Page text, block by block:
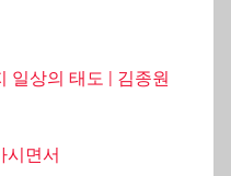
일상의 태도 | 김종원
시면서